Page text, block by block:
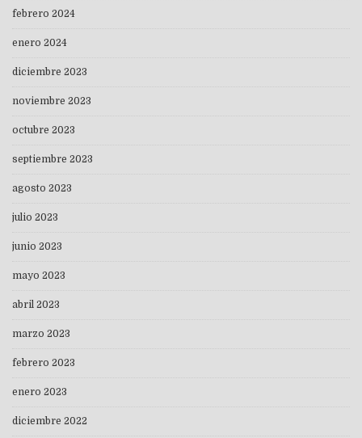
febrero 2024
enero 2024
diciembre 2023
noviembre 2023
octubre 2023
septiembre 2023
agosto 2023
julio 2023
junio 2023
mayo 2023
abril 2023
marzo 2023
febrero 2023
enero 2023
diciembre 2022